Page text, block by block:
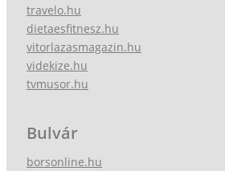
travelo.hu
dietaesfitnesz.hu
vitorlazasmagazin.hu
videkize.hu
tvmusor.hu
Bulvár
borsonline.hu